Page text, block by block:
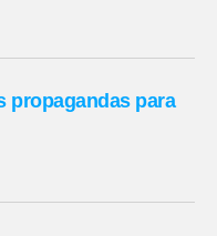
propagandas para